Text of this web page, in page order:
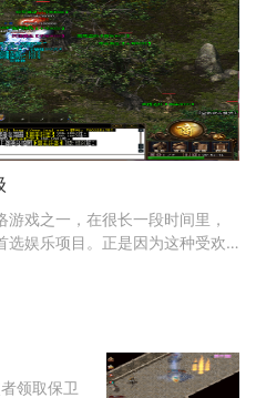
计
戏之一，在很长一段时间里，
选娱乐项目。正是因为这种受欢
经有了多个版本
领取保卫